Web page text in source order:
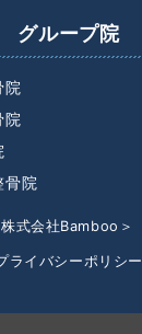
グループ院
院
院
骨院
式会社Bamboo＞
ライバシーポリシー